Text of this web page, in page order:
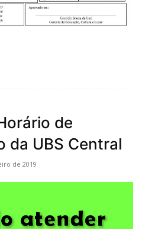
de
da UBS Central
de 2019